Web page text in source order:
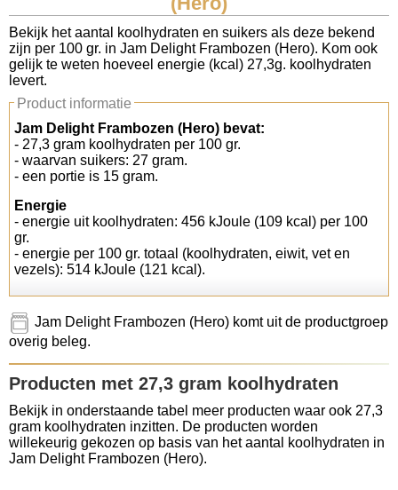
Koolhydraten tellen
Links
Bekijk het aantal koolhydraten en suikers als deze bekend
zijn per 100 gr. in Jam Delight Frambozen (Hero). Kom ook
gelijk te weten hoeveel energie (kcal) 27,3g. koolhydraten
levert.
Product informatie
Jam Delight Frambozen (Hero) bevat:
- 27,3 gram koolhydraten per 100 gr.
- waarvan suikers: 27 gram.
- een portie is 15 gram.
Energie
- energie uit koolhydraten: 456 kJoule (109 kcal) per 100
gr.
- energie per 100 gr. totaal (koolhydraten, eiwit, vet en
vezels): 514 kJoule (121 kcal).
Jam Delight Frambozen (Hero) komt uit de productgroep
overig beleg.
Producten met 27,3 gram koolhydraten
Bekijk in onderstaande tabel meer producten waar ook 27,3
gram koolhydraten inzitten. De producten worden
willekeurig gekozen op basis van het aantal koolhydraten in
Jam Delight Frambozen (Hero).